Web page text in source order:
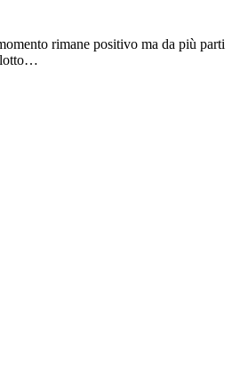
rimane positivo ma da più parti